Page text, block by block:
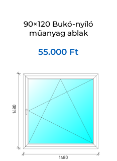
90×120 Bukó-nyíló
műanyag ablak
55.000 Ft